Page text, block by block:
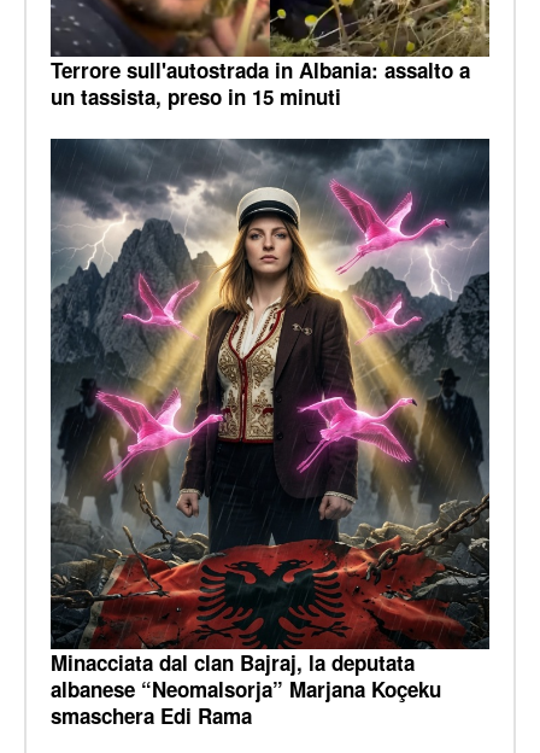
Terrore sull'autostrada in Albania: assalto a
un tassista, preso in 15 minuti
Minacciata dal clan Bajraj, la deputata
albanese “Neomalsorja” Marjana Koçeku
smaschera Edi Rama